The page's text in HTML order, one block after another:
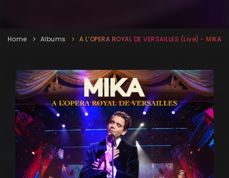
Home Albums A L’OPERA ROYAL DE VERSAILLES (Live) - MIKA